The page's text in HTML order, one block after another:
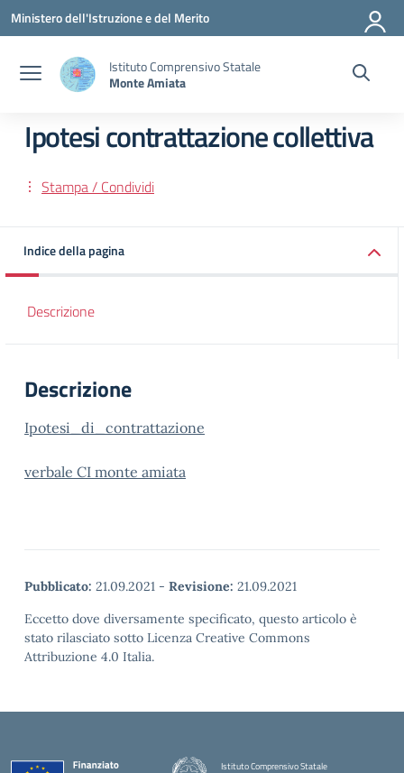
Vai ai contenuti
Vai al menu di navigazione
Vai al footer
Ministero dell'Istruzione e del Merito
Istituto Comprensivo Statale
Monte Amiata
Ipotesi contrattazione collettiva
Stampa / Condividi
Indice della pagina
Descrizione
Descrizione
Ipotesi_di_contrattazione
verbale CI monte amiata
Pubblicato: 21.09.2021 - Revisione: 21.09.2021
Eccetto dove diversamente specificato, questo articolo è
stato rilasciato sotto Licenza Creative Commons
Attribuzione 4.0 Italia.
Istituto Comprensivo Statale